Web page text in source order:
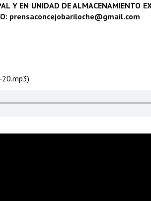
Y EN UNIDAD DE ALMACENAMIENTO
prensaconcejobariloche@gmail.com